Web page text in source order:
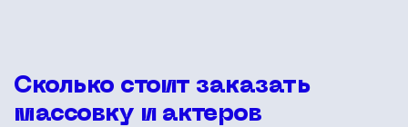
Сколько стоит заказать
массовку и актеров